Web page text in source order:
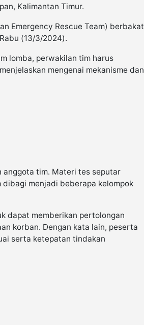
Kalimantan Timur.
Emergency Rescue Team) berbakat
(13/3/2024).
lomba, perwakilan tim harus
mengenai mekanisme dan
anggota tim. Materi tes seputar
menjadi beberapa kelompok
dapat memberikan pertolongan
korban. Dengan kata lain, peserta
serta ketepatan tindakan